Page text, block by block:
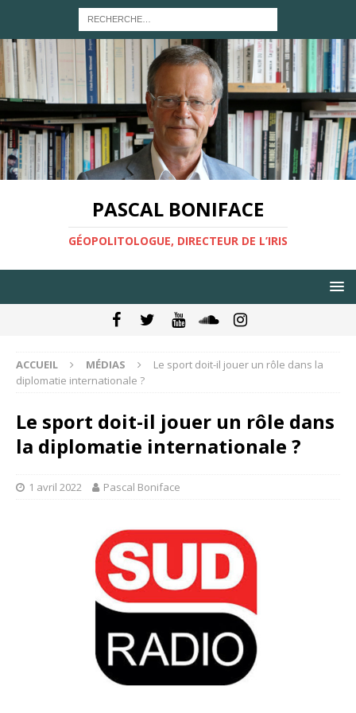
PASCAL BONIFACE
GÉOPOLITOLOGUE, DIRECTEUR DE L’IRIS
ACCUEIL MÉDIAS
Le sport doit-il jouer un rôle dans la
diplomatie internationale ?
Le sport doit-il jouer un rôle dans
la diplomatie internationale ?
1 avril 2022 Pascal Boniface